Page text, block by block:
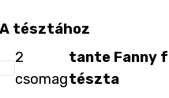
A tésztához
2
csomag
tante Fanny
tészta